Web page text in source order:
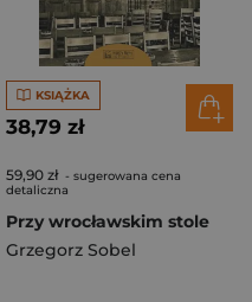
KSIĄŻKA
38,79 zł
59,90 zł - sugerowana cena
detaliczna
Przy wrocławskim stole
Grzegorz Sobel